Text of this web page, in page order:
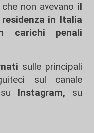
non avevano il
in Italia
carichi penali
sulle principali
sul canale
su Instagram, su